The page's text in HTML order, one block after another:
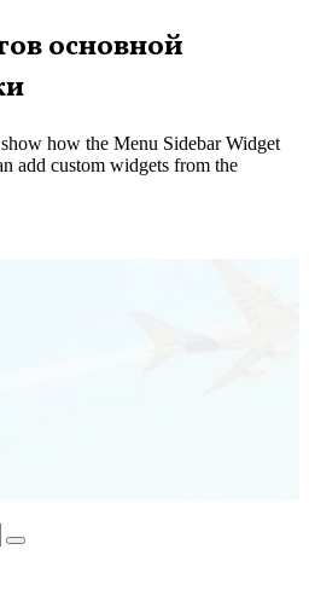
основной
how the Menu Sidebar Widget
add custom widgets from the